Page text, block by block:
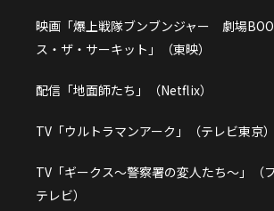
映画「爆上戦隊ブンブンジャー 劇場
ス・ザ・サーキット」（東映）
配信「地面師たち」（Netflix）
TV「ウルトラマンアーク」（テレビ東京）
TV「ギークス～警察署の変人たち～」（
テレビ）